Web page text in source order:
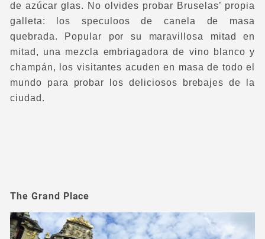
de azúcar glas. No olvides probar Bruselas’ propia
galleta: los speculoos de canela de masa
quebrada. Popular por su maravillosa mitad en
mitad, una mezcla embriagadora de vino blanco y
champán, los visitantes acuden en masa de todo el
mundo para probar los deliciosos brebajes de la
ciudad.
The Grand Place